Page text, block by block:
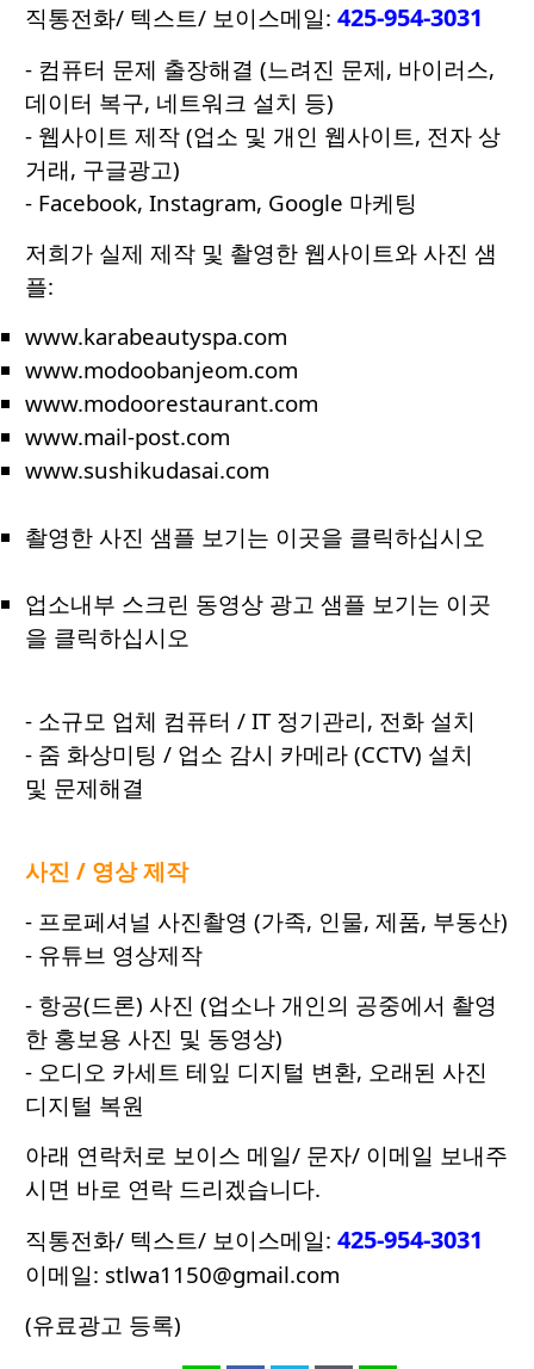
직통전화/ 텍스트/ 보이스메일: 425-954-3031
- 컴퓨터 문제 출장해결 (느려진 문제, 바이러스,
데이터 복구, 네트워크 설치 등)
- 웹사이트 제작 (업소 및 개인 웹사이트, 전자 상
거래, 구글광고)
- Facebook, Instagram, Google 마케팅
저희가 실제 제작 및 촬영한 웹사이트와 사진 샘
플:
www.karabeautyspa.com
www.modoobanjeom.com
www.modoorestaurant.com
www.mail-post.com
www.sushikudasai.com
촬영한 사진 샘플 보기는 이곳을 클릭하십시오
업소내부 스크린 동영상 광고 샘플 보기는 이곳
을 클릭하십시오
- 소규모 업체 컴퓨터 / IT 정기관리, 전화 설치
- 줌 화상미팅 / 업소 감시 카메라 (CCTV) 설치
및 문제해결
사진 / 영상 제작
- 프로페셔널 사진촬영 (가족, 인물, 제품, 부동산)
- 유튜브 영상제작
- 항공(드론) 사진 (업소나 개인의 공중에서 촬영
한 홍보용 사진 및 동영상)
- 오디오 카세트 테잎 디지털 변환, 오래된 사진
디지털 복원
아래 연락처로 보이스 메일/ 문자/ 이메일 보내주
시면 바로 연락 드리겠습니다.
직통전화/ 텍스트/ 보이스메일: 425-954-3031
이메일: stlwa1150@gmail.com
(유료광고 등록)